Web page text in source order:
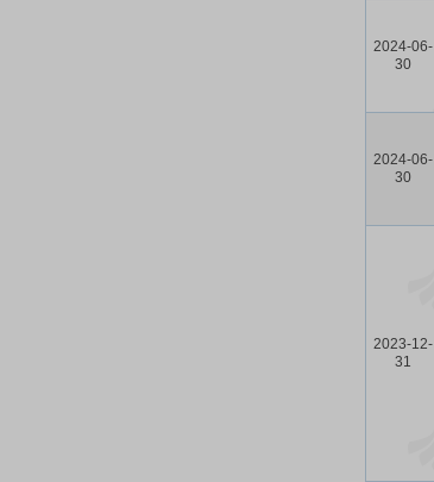
2024-06-
30
2024-06-
30
2023-12-
31